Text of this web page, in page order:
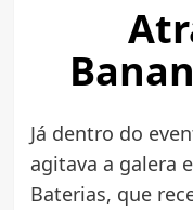
Já dentro do
agitava a galera
Baterias, que